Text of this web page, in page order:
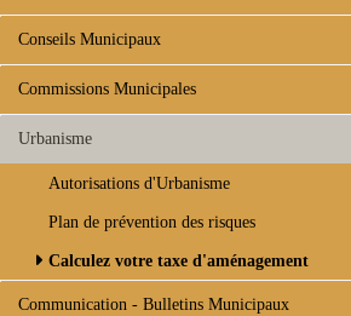
Conseils Municipaux
Commissions Municipales
Urbanisme
Autorisations d'Urbanisme
Plan de prévention des risques
Calculez votre taxe d'aménagement
Communication - Bulletins Municipaux